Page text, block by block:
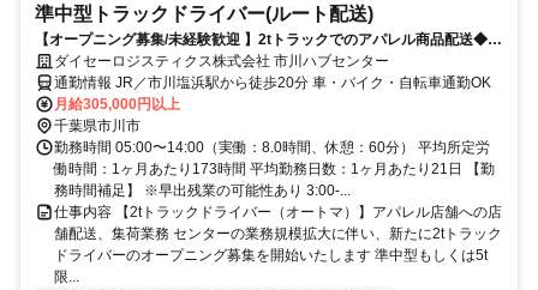
準中型トラックドライバー(ルート配送)
【オープニング募集/未経験歓迎 】2tトラックでのアパレル商品配送◆入
社祝い金・免許支援制度あり
ダイセーロジスティクス株式会社 市川ハブセンター
通勤情報 JR／市川塩浜駅から徒歩20分 車・バイク・自転車通勤OK
月給305,000円以上
千葉県市川市
勤務時間 05:00〜14:00（実働：8.0時間、休憩：60分） 平均所定労
働時間：1ヶ月あたり173時間 平均勤務日数：1ヶ月あたり21日 【勤
務時間補足】 ※早出残業の可能性あり 3:00-...
仕事内容 【2tトラックドライバー（オートマ）】アパレル店舗への店
舗配送、集荷業務 センターの業務規模拡大に伴い、新たに2tトラック
ドライバーのオープニング募集を開始いたします 準中型もしくは5t
限...